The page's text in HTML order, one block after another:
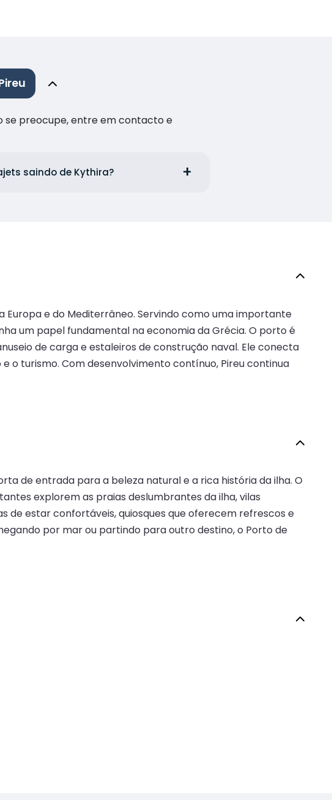
se preocupe, entre em contacto e
saindo de Kythira?
Europa e do Mediterrâneo. Servindo como uma importante
um papel fundamental na economia da Grécia. O porto é
de carga e estaleiros de construção naval. Ele conecta
o turismo. Com desenvolvimento contínuo, Pireu continua
de entrada para a beleza natural e a rica história da ilha. O
explorem as praias deslumbrantes da ilha, vilas
de estar confortáveis, quiosques que oferecem refrescos e
por mar ou partindo para outro destino, o Porto de